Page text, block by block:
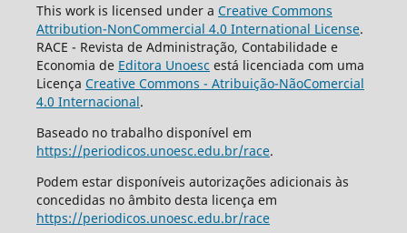
This work is licensed under a Creative Commons
Attribution-NonCommercial 4.0 International License.
RACE - Revista de Administração, Contabilidade e
Economia de Editora Unoesc está licenciada com uma
Licença Creative Commons - Atribuição-NãoComercial
4.0 Internacional.
Baseado no trabalho disponível em
https://periodicos.unoesc.edu.br/race.
Podem estar disponíveis autorizações adicionais às
concedidas no âmbito desta licença em
https://periodicos.unoesc.edu.br/race